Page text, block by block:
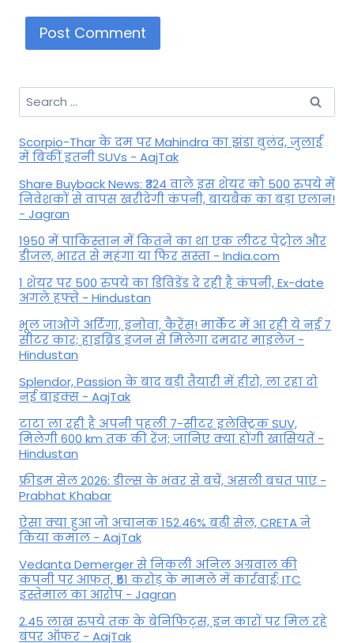
Search
for:
Scorpio-Thar के दम पर Mahindra का झंडा बुलंद, जुलाई
में बिकीं इतनी SUVs - AajTak
Share Buyback News: ₹324 वाले इस शेयर को 500 रुपये में
निवेशकों से वापस खरीदेगी कंपनी, बायबैक का बड़ा एलान!
- Jagran
1950 में पाकिस्तान में कितने का था एक लीटर पेट्रोल और
डीजल, भारत से महंगा या फिर सस्ता - India.com
1 शेयर पर 500 रुपये का डिविडेंड दे रही है कंपनी, Ex-date
अगले हफ्ते - Hindustan
भूल जाओगे अर्टिगा, इनोवा, कैरेंस! मार्केट में आ रही ये नई 7
सीटर कार; हाइब्रिड इंजन से मिलेगा दमदार माइलेज -
Hindustan
Splendor, Passion के बाद बड़ी तैयारी में हीरो, ला रहा दो
नई बाइक्स - AajTak
टाटा ला रही है अपनी पहली 7-सीटर इलेक्ट्रिक SUV,
मिलेगी 600 km तक की रेंज; जानिए क्या होंगी खासियतें -
Hindustan
फ्रीडम सेल 2026: डील्स के भंवर से बचें, असली बचत पाएं -
Prabhat Khabar
ऐसा क्या हुआ जो अचानक 152.46% बढ़ी सेल, CRETA ने
किया कमाल - AajTak
Vedanta Demerger से निकली अनिल अग्रवाल की
कंपनी पर आफत, ₹51 करोड़ के मामले में कार्रवाई; ITC
इस्तेमाल का आरोप - Jagran
2.45 लाख रुपये तक के बेनिफिट्स, इन कारों पर मिल रहे
बंपर ऑफर - AajTak